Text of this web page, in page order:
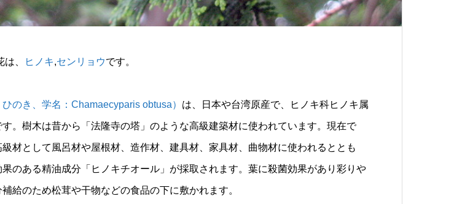
、 ヒノキ,センリョウです。
のき、学名：Chamaecyparis obtusa） は、日本や台湾原産で、ヒノキ科ヒノキ属
。樹木は昔から「法隆寺の塔」のような高級建築材に使われています。現在で
級材として風呂材や屋根材、造作材、建具材、家具材、曲物材に使われるととも
のある精油成分「ヒノキチオール」が採取されます。葉に殺菌効果があり彩りや
給のため松茸や干物などの食品の下に敷かれます。